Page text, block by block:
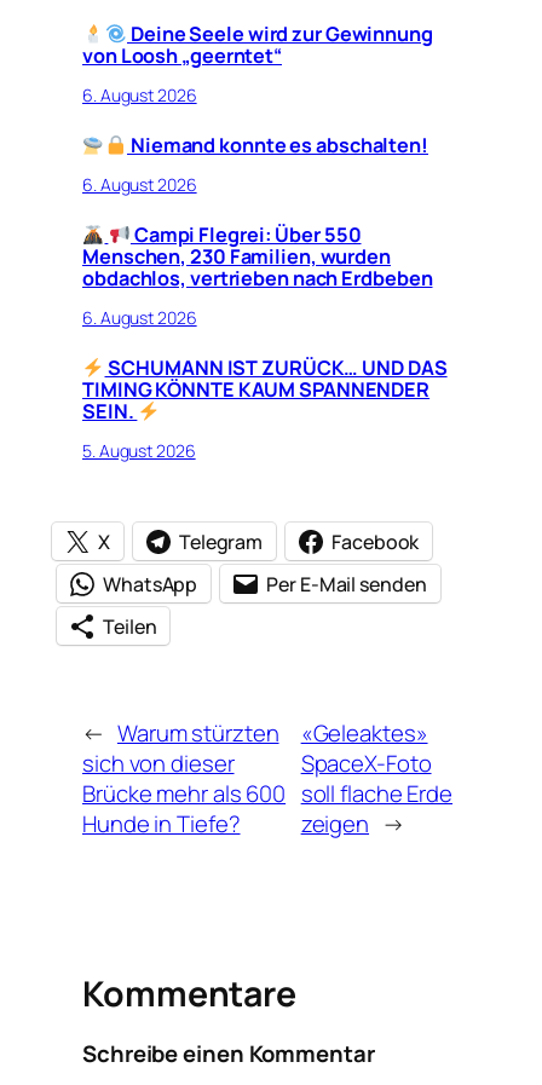
Deine Seele wird zur Gewinnung
von Loosh „geerntet“
6. August 2026
Niemand konnte es abschalten!
6. August 2026
Campi Flegrei: Über 550
Menschen, 230 Familien, wurden
obdachlos, vertrieben nach Erdbeben
6. August 2026
SCHUMANN IST ZURÜCK… UND DAS
TIMING KÖNNTE KAUM SPANNENDER
SEIN.
5. August 2026
X Telegram
Facebook
WhatsApp
Per E-Mail senden
Teilen
← Warum stürzten
sich von dieser
Brücke mehr als 600
Hunde in Tiefe?
«Geleaktes»
SpaceX-Foto
soll flache Erde
zeigen →
Kommentare
Schreibe einen Kommentar